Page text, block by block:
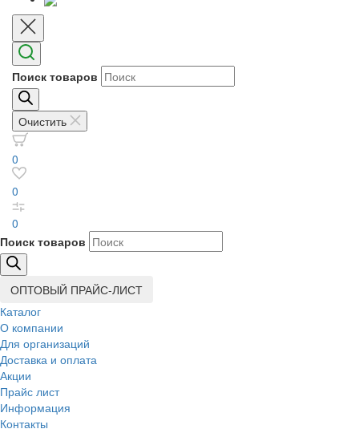
Поиск товаров
Очистить
0
0
0
Поиск товаров
ОПТОВЫЙ ПРАЙС-ЛИСТ
Каталог
О компании
Для организаций
Доставка и оплата
Акции
Прайс лист
Информация
Контакты